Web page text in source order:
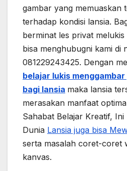
gambar yang memuaskan
terhadap kondisi lansia.
berminat les privat
bisa menghubugni kami di
081229243425. Dengan
belajar lukis
bagi lansia maka lansia
merasakan manfaat
Sahabat Belajar Kreatif,
Dunia Lansia juga bisa
serta masalah coret-coret
kanvas.